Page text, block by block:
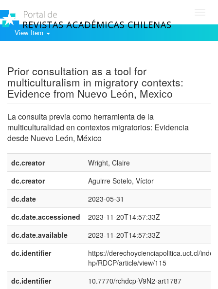
View Item
Prior consultation as a tool for
multiculturalism in migratory contexts:
Evidence from Nuevo León, Mexico
La consulta previa como herramienta de la
multiculturalidad en contextos migratorios: Evidencia
desde Nuevo León, México
dc.creator
Wright, Claire
dc.creator
Aguirre Sotelo, Víctor
dc.date
2023-05-31
dc.date.accessioned
2023-11-20T14:57:33Z
dc.date.available
2023-11-20T14:57:33Z
dc.identifier
https://derechoycienciapolitica.uct.cl/
hp/RDCP/article/view/115
dc.identifier
10.7770/rchdcp-V9N2-art1787